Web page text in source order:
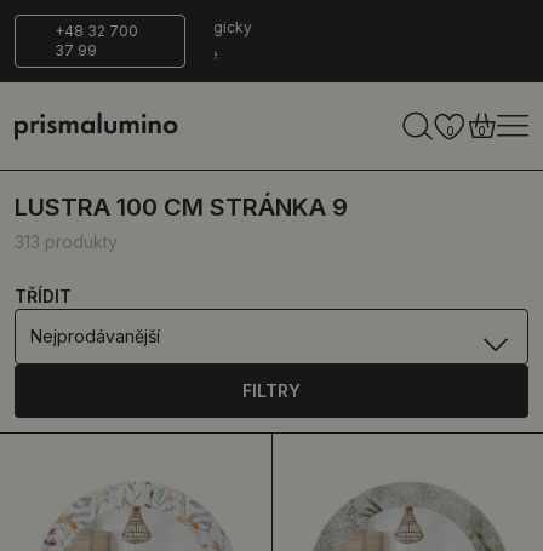
+48 32 700
37 99
Bezpečné
dodání
Ekologicky
0 0
LUSTRA 100 CM STRÁNKA 9
313 produkty
TŘÍDIT
Nejprodávanější
FILTRY